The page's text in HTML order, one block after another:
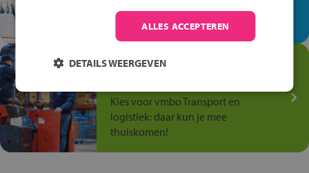
op de winkelvloer, waar elke dag
anders is!
Jouw talent in de
Kies voor vmbo Transport en
logistiek: daar kun je mee
thuiskomen!
ALLES ACCEPTEREN
DETAILS WEERGEVEN